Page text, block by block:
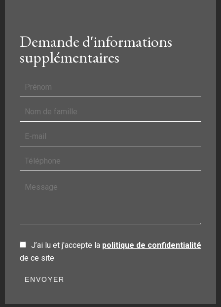
Demande d'informations
supplémentaires
J’ai lu et j'accepte la politique de confidentialité
de ce site
ENVOYER